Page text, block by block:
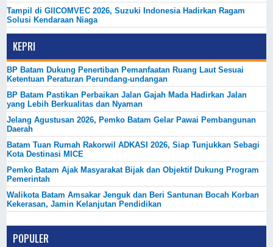
Tampil di GIICOMVEC 2026, Suzuki Indonesia Hadirkan Ragam
Solusi Kendaraan Niaga
KEPRI
BP Batam Dukung Penertiban Pemanfaatan Ruang Laut Sesuai
Ketentuan Peraturan Perundang-undangan
BP Batam Pastikan Perbaikan Jalan Gajah Mada Hadirkan Jalan
yang Lebih Berkualitas dan Nyaman
Jelang Agustusan 2026, Pemko Batam Gelar Pawai Pembangunan
Daerah
Batam Tuan Rumah Rakorwil ADKASI 2026, Siap Tunjukkan Sebagi
Kota Destinasi MICE
Pemko Batam Ajak Masyarakat Bijak dan Objektif Dukung Program
Pemerintah
Walikota Batam Amsakar Jenguk dan Beri Santunan Bocah Korban
Kekerasan, Jamin Kelanjutan Pendidikan
POPULER